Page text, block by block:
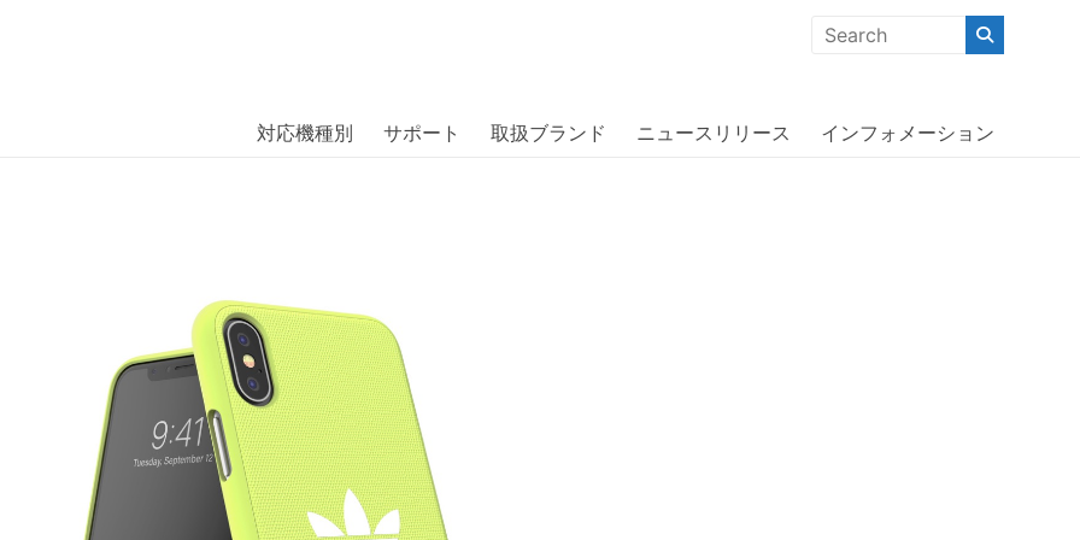
には、日本では珍しい「海外ブランド」をはじめ「ユニークな商品」「機能的な商品」「コストパフォーマンスの高い商
対応機種別 サポート 取扱ブランド ニュースリリース インフォメーション